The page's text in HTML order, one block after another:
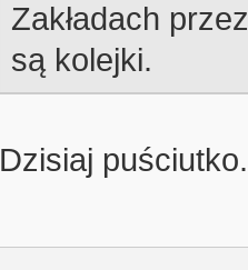
Zakładach
są kolejki.
Dzisiaj puściutko.